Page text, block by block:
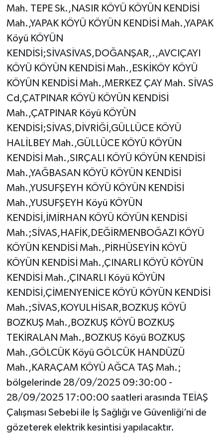
Mah. TEPE Sk.,NASIR KÖYÜ KÖYÜN KENDİSİ
Mah.,YAPAK KÖYÜ KÖYÜN KENDİSİ Mah.,YAPAK
Köyü KÖYÜN
KENDİSİ;SİVASİVAS,DOĞANŞAR,.,AVCIÇAYI
KÖYÜ KÖYÜN KENDİSİ Mah.,ESKİKÖY KÖYÜ
KÖYÜN KENDİSİ Mah.,MERKEZ ÇAY Mah. SİVAS
Cd,ÇATPINAR KÖYÜ KÖYÜN KENDİSİ
Mah.,ÇATPINAR Köyü KÖYÜN
KENDİSİ;SİVAS,DİVRİĞİ,GÜLLÜCE KÖYÜ
HALİLBEY Mah.,GÜLLÜCE KÖYÜ KÖYÜN
KENDİSİ Mah.,SIRÇALI KÖYÜ KÖYÜN KENDİSİ
Mah.,YAĞBASAN KÖYÜ KÖYÜN KENDİSİ
Mah.,YUSUFŞEYH KÖYÜ KÖYÜN KENDİSİ
Mah.,YUSUFŞEYH Köyü KÖYÜN
KENDİSİ,İMİRHAN KÖYÜ KÖYÜN KENDİSİ
Mah.;SİVAS,HAFİK,DEĞİRMENBOĞAZI KÖYÜ
KÖYÜN KENDİSİ Mah.,PİRHÜSEYİN KÖYÜ
KÖYÜN KENDİSİ Mah.,ÇINARLI KÖYÜ KÖYÜN
KENDİSİ Mah.,ÇINARLI Köyü KÖYÜN
KENDİSİ,ÇİMENYENİCE KÖYÜ KÖYÜN KENDİSİ
Mah.;SİVAS,KOYULHİSAR,BOZKUŞ KÖYÜ
BOZKUŞ Mah.,BOZKUŞ KÖYÜ BOZKUŞ
TEKİRALAN Mah.,BOZKUŞ Köyü BOZKUŞ
Mah.,GÖLCÜK Köyü GÖLCÜK HANDÜZÜ
Mah.,KARAÇAM KÖYÜ AĞCA TAŞ Mah.;
bölgelerinde 28/09/2025 09:30:00 -
28/09/2025 17:00:00 saatleri arasında TEİAŞ
Çalışması Sebebi ile İş Sağlığı ve Güvenliği’ni de
gözeterek elektrik kesintisi yapılacaktır.